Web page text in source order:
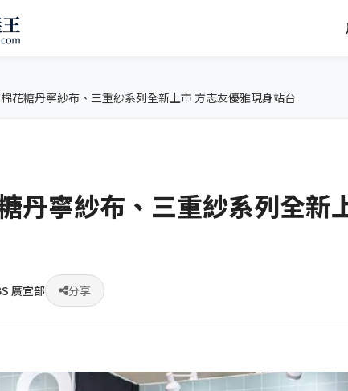
花糖丹寧紗布、三重紗系列全新上市 方志友優雅現身站台
丹寧紗布、三重紗系列全新
廣宣部 分享